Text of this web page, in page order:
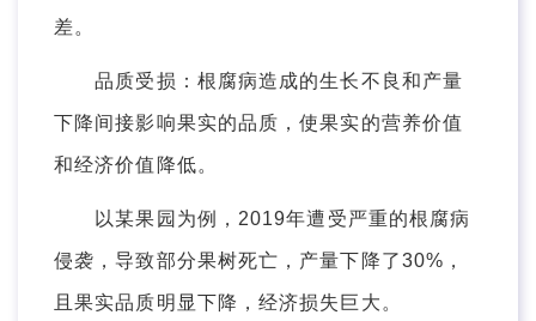
差。
品质受损：根腐病造成的生长不良和产量
下降间接影响果实的品质，使果实的营养价值
和经济价值降低。
以某果园为例，2019年遭受严重的根腐病
侵袭，导致部分果树死亡，产量下降了30%，
且果实品质明显下降，经济损失巨大。